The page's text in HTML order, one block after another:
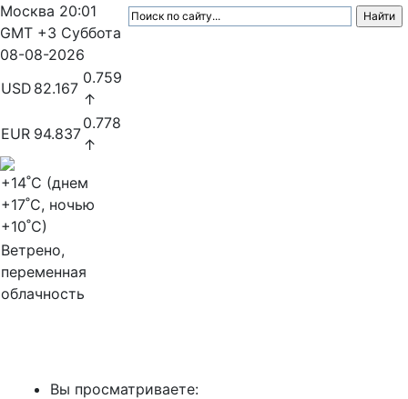
Москва 20:01
GMT +3 Суббота
08-08-2026
USD 82.167
0.759
↑
EUR 94.837
0.778
↑
+14˚C (днем
+17˚C, ночью
+10˚C)
Ветрено,
переменная
облачность
Вы просматриваете: